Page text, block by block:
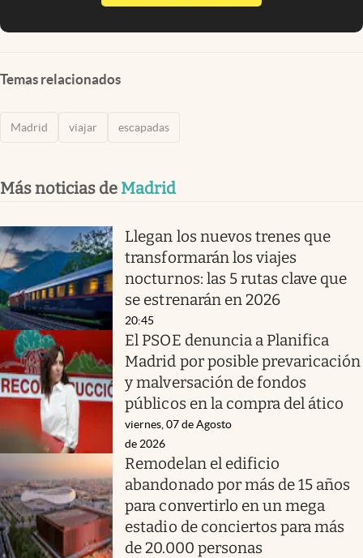
Temas relacionados
Madrid viajar escapadas
Más noticias de Madrid
Llegan los nuevos trenes que
transformarán los viajes
nocturnos: las 5 rutas clave que
se estrenarán en 2026
20:45
El PSOE denuncia a Planifica
Madrid por posible prevaricación
y malversación de fondos
públicos en la compra del ático
viernes, 07 de Agosto
de 2026
Remodelan el edificio
abandonado por más de 15 años
para convertirlo en un mega
estadio de conciertos para más
de 20.000 personas